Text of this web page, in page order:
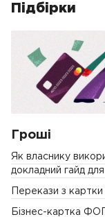
Підбірки
Гроші
Як власнику
докладний гайд
Перекази з
Бізнес-картка